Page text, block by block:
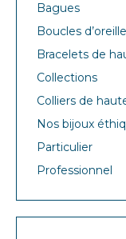
Bagues
Boucles
Bracelets de
Collections
Colliers de
Nos bijoux
Particulier
Professionnel